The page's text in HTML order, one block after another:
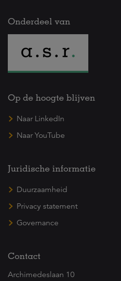
Onderdeel van
Op de hoogte blijven
Naar LinkedIn
Naar YouTube
Juridische informatie
Duurzaamheid
Privacy statement
Governance
Contact
Archimedeslaan 10